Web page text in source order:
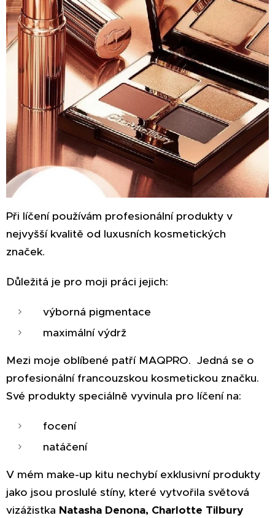
Při líčení používám profesionální produkty v
nejvyšší kvalitě od luxusních kosmetických
značek.
Důležitá je pro moji práci jejich:
výborná pigmentace
maximální výdrž
Mezi moje oblíbené patří MAQPRO. Jedná se o
profesionální francouzskou kosmetickou značku.
Své produkty speciálně vyvinula pro líčení na:
focení
natáčení
V mém make-up kitu nechybí exklusivní produkty
jako jsou proslulé stíny, které vytvořila světová
vizážistka Natasha Denona, Charlotte Tilbury